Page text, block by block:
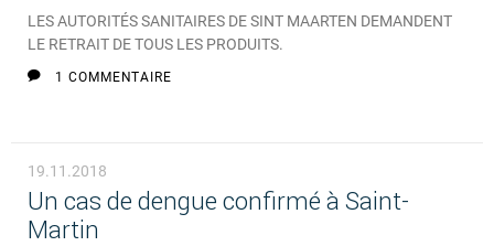
LES AUTORITÉS SANITAIRES DE SINT MAARTEN DEMANDENT
LE RETRAIT DE TOUS LES PRODUITS.
1 COMMENTAIRE
19.11.2018
Un cas de dengue confirmé à Saint-
Martin